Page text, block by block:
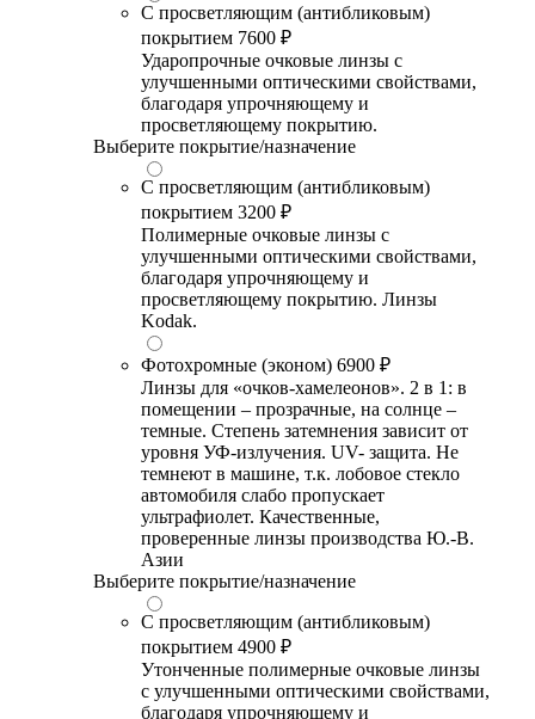
С просветляющим (антибликовым)
покрытием 7600 ₽
Ударопрочные очковые линзы с
улучшенными оптическими свойствами,
благодаря упрочняющему и
просветляющему покрытию.
Выберите покрытие/назначение
С просветляющим (антибликовым)
покрытием 3200 ₽
Полимерные очковые линзы с
улучшенными оптическими свойствами,
благодаря упрочняющему и
просветляющему покрытию. Линзы
Kodak.
Фотохромные (эконом) 6900 ₽
Линзы для «очков-хамелеонов». 2 в 1: в
помещении – прозрачные, на солнце –
темные. Степень затемнения зависит от
уровня УФ-излучения. UV- защита. Не
темнеют в машине, т.к. лобовое стекло
автомобиля слабо пропускает
ультрафиолет. Качественные,
проверенные линзы производства Ю.-В.
Азии
Выберите покрытие/назначение
С просветляющим (антибликовым)
покрытием 4900 ₽
Утонченные полимерные очковые линзы
с улучшенными оптическими свойствами,
благодаря упрочняющему и